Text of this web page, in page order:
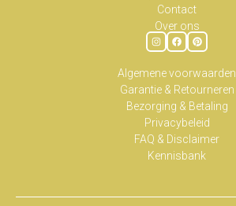
Contact
Over ons
Algemene voorwaarden
Garantie & Retourneren
Bezorging & Betaling
Privacybeleid
FAQ & Disclaimer
Kennisbank